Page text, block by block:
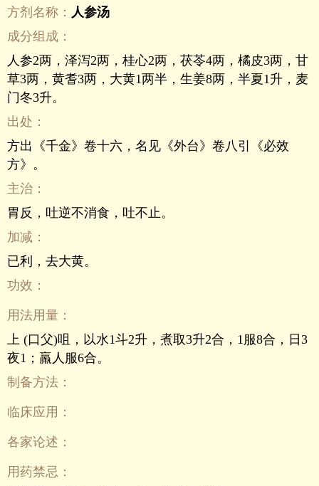
方剂名称： 人参汤
成分组成：
人参2两，泽泻2两，桂心2两，茯苓4两，橘皮3两，甘
草3两，黄耆3两，大黄1两半，生姜8两，半夏1升，麦
门冬3升。
出处：
方出《千金》卷十六，名见《外台》卷八引《必效
方》。
主治：
胃反，吐逆不消食，吐不止。
加减：
已利，去大黄。
功效：
用法用量：
上 (口父)咀，以水1斗2升，煮取3升2合，1服8合，日3
夜1；羸人服6合。
制备方法：
临床应用：
各家论述：
用药禁忌：